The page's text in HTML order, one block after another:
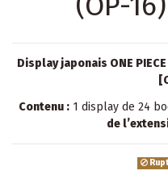
Display japonais ONE PIECE
Contenu : 1 display de 24
de